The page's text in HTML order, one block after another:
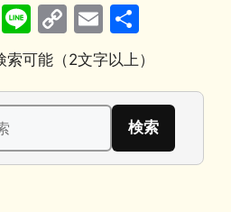
H
Li
n
e
C
o
p
y
n
E
m
ai
l
有
可能（2文字以上）